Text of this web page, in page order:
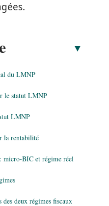
du LMNP
le statut LMNP
LMNP
la rentabilité
micro-BIC et régime réel
des deux régimes fiscaux